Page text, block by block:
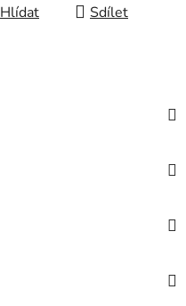
Hlídat Sdílet